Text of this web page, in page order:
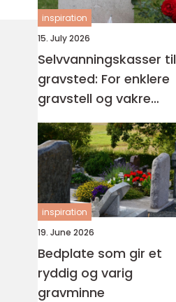
inspiration
15. July 2026
Selvvanningskasser til
gravsted: For enklere
gravstell og vakre
minnesteder
inspiration
19. June 2026
Bedplate som gir et
ryddig og varig
gravminne